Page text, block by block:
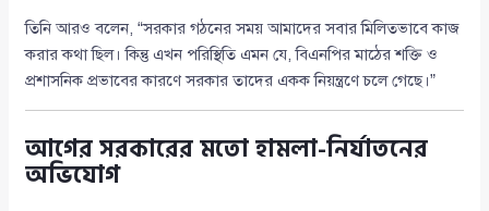
তিনি আরও বলেন, “সরকার গঠনের সময় আমাদের সবার মিলিতভাবে কাজ
করার কথা ছিল। কিন্তু এখন পরিস্থিতি এমন যে, বিএনপির মাঠের শক্তি ও
প্রশাসনিক প্রভাবের কারণে সরকার তাদের একক নিয়ন্ত্রণে চলে গেছে।”
আগের সরকারের মতো হামলা-নির্যাতনের
অভিযোগ